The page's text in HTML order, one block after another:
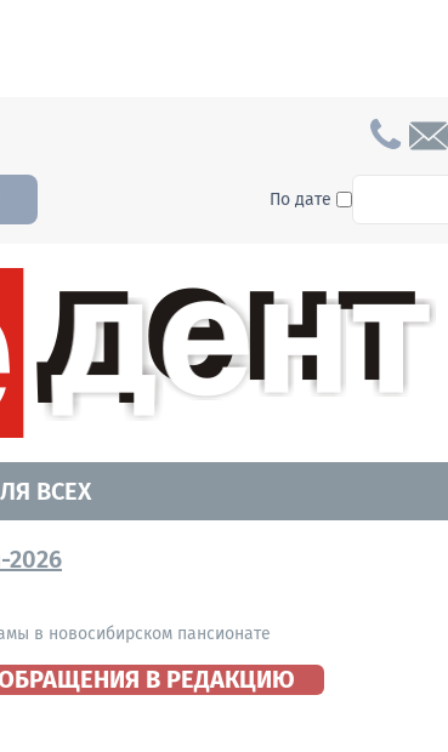
По дате To
ВСЕХ
в новосибирском пансионате
В РЕДАКЦИЮ